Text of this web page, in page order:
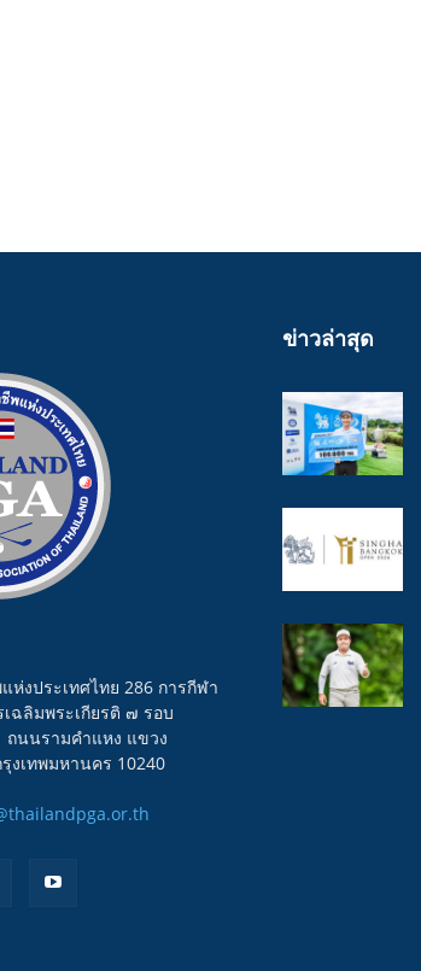
งประเทศไทย 286 การกีฬา
ฉลิมพระเกียรติ ๗ รอบ
นนรามคำแหง แขวง
งเทพมหานคร 10240
ข่าวล่าสุด